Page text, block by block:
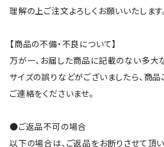
理解の上ご注文よろしくお願いいたします
【商品の不備・不良について】
万が一、お届した商品に記載のない多大
サイズの誤りなどがございましたら、商
ご連絡をくださいませ。
●ご返品不可の場合
以下の場合は、ご返品をお断りさせて頂い